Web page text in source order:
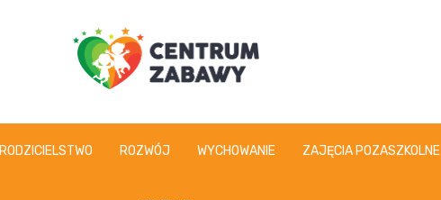
centrumzabawy.pl
RODZICIELSTWO ROZWÓJ WYCHOWANIE ZAJĘCIA POZASZKOLNE